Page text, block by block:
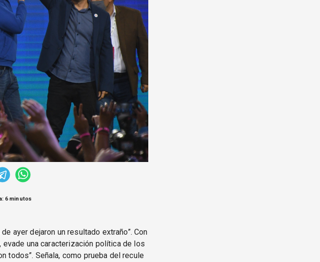
6 minutos
ayer dejaron un resultado extraño”. Con
una caracterización política de los
todos”. Señala, como prueba del recule